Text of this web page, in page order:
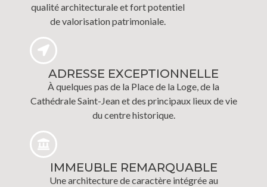
qualité architecturale et fort potentiel
de valorisation patrimoniale.
ADRESSE EXCEPTIONNELLE
À quelques pas de la Place de la Loge, de la
Cathédrale Saint-Jean et des principaux lieux de vie
du centre historique.
IMMEUBLE REMARQUABLE
Une architecture de caractère intégrée au